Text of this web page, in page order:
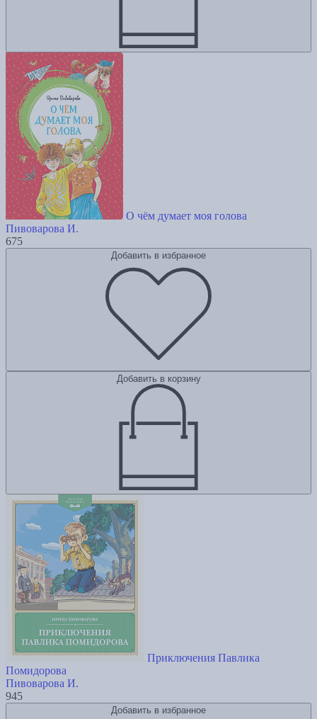
О чём думает моя голова
Пивоварова И.
675
Добавить в избранное
Добавить в корзину
Приключения Павлика
Помидорова
Пивоварова И.
945
Добавить в избранное